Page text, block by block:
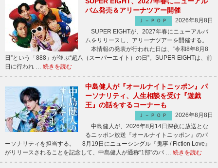
バム発売＆アリーナツアー開催
Ｊ－ＰＯＰ
2026年8月8日
SUPER EIGHTが、2027年春にニューアルバ
ムをリリースし、アリーナツアーを開催する。
本情報の発表が行われた日は、“令和8年8月8
日”という「888」が並ぶ“超八（スーパーエイト）の日”。SUPER EIGHTは、前
日に行われ … 続きを読む
中島健人が『オールナイトニッポン』パ
ーソナリティ、人生相談を受け『遊戯
王』の話をするコーナーも
Ｊ－ＰＯＰ
2026年8月8日
中島健人が、2026年8月14日深夜に放送とな
るニッポン放送『オールナイトニッポン』のパ
ーソナリティを担当する。 8月19日にニューシングル『鬼事 / Fiction Love』
がリリースされることを記念して、中島健人が通称“1部”のパ … 続きを読む